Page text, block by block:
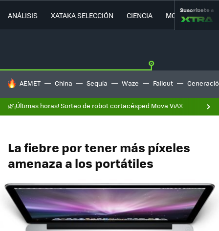
ANÁLISIS XATAKA SELECCIÓN CIENCIA MOVILIDAD
Suscríbete a
HOY SE HABLA DE
AEMET China Sequía Waze Fallout
🌿¡Últimas horas! Sorteo de robot cortacésped Mova ViAX
La fiebre por tener más píxeles
amenaza a los portátiles